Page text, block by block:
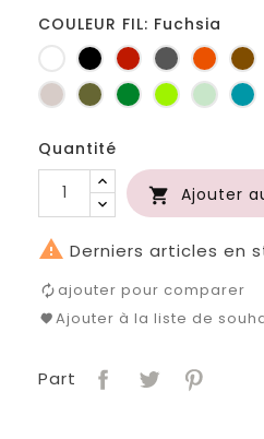
COULEUR FIL: Fuchsia
BlancNoir RougeGris
foncé
FicelleKaki Vert
bouteille
Anis Vert
d'eau
Quantité
 Ajouter
 Derniers articles en
ajouter pour comparer
Ajouter à la liste de
Part